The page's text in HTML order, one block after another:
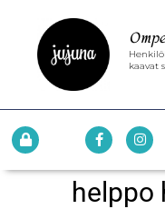
kaavat
helppo